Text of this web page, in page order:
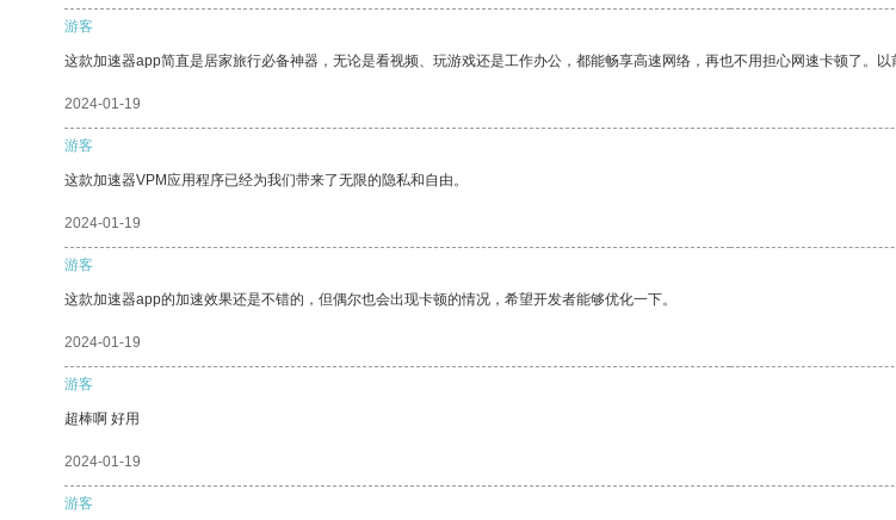
游客
这款加速器app简直是居家旅行必备神器，无论是看视频、玩游戏还是工作办公，都能畅享高速网络，再也不用担心网速卡顿了。
2024-01-19
游客
这款加速器VPM应用程序已经为我们带来了无限的隐私和自由。
2024-01-19
游客
这款加速器app的加速效果还是不错的，但偶尔也会出现卡顿的情况，希望开发者能够优化一下。
2024-01-19
游客
超棒啊 好用
2024-01-19
游客